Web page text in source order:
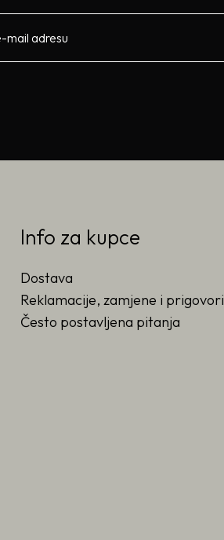
Info za kupce
Dostava
Reklamacije, zamjene i prigovori
Često postavljena pitanja